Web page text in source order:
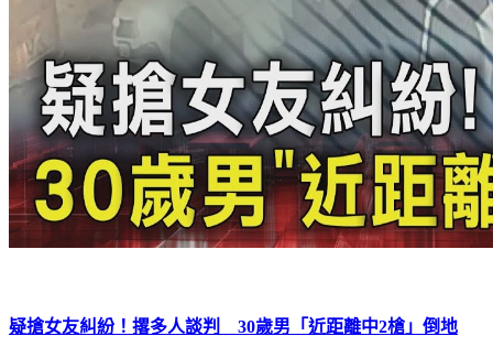
疑搶女友糾紛！撂多人談判 30歲男「近距離中2槍」倒地